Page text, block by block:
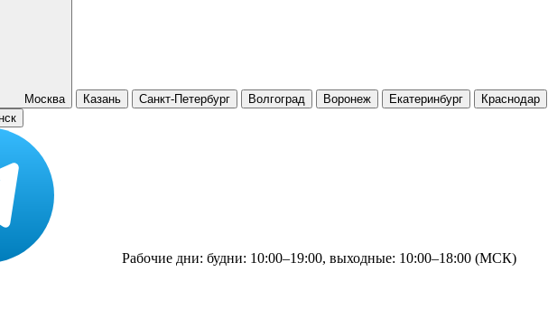
Москва Казань Санкт-Петербург Волгоград Воронеж Екатеринбург Краснодар
Рабочие дни: будни: 10:00–19:00, выходные: 10:00–18:00 (МСК)